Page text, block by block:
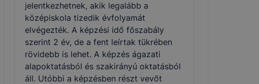
jelentkezhetnek, akik legalább a
középiskola tizedik évfolyamát
elvégezték. A képzési idő főszabály
szerint 2 év, de a fent leírtak tükrében
rövidebb is lehet. A képzés ágazati
alapoktatásból és szakirányú oktatásból
áll. Utóbbi a képzésben részt vevőt